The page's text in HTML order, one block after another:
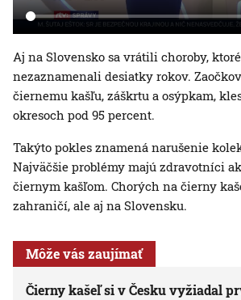
Aj na Slovensko sa vrátili choroby,
nezaznamenali desiatky rokov.
čiernemu kašľu, záškrtu a osýpkam,
okresoch pod 95 percent.
Takýto pokles znamená narušenie
Najväčšie problémy majú zdravotníci
čiernym kašľom. Chorých na čierny
zahraničí, ale aj na Slovensku.
Môže vás zaujímať
Čierny kašeľ si v Česku vyžiadal